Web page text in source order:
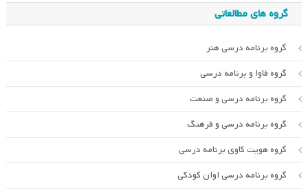
گروه های مطالعاتی
گروه برنامه درسی هنر
گروه فاوا و برنامه درسی
گروه برنامه درسی و صنعت
گروه برنامه درسی و فرهنگ
گروه هویت کاوی برنامه درسی
گروه برنامه درسی اوان کودکی